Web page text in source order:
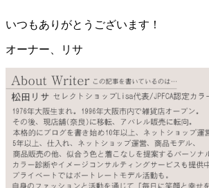
いつもありがとうございます！
オーナー、リサ